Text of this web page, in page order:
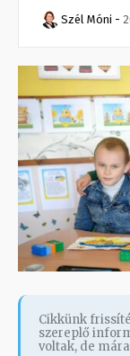
Szél Móni -
Cikkünk
szereplő
voltak, de